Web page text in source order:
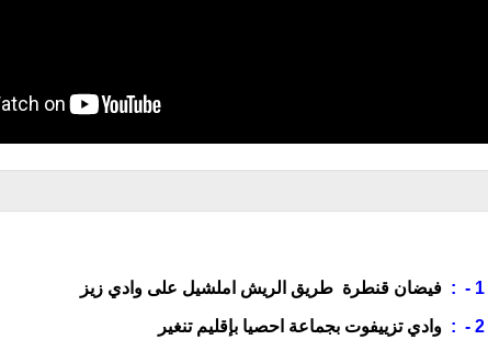
فيضان قنطرة طريق الريش املشيل على وادي زيز
وادي تزييفوت بجماعة احصيا بإقليم تنغير